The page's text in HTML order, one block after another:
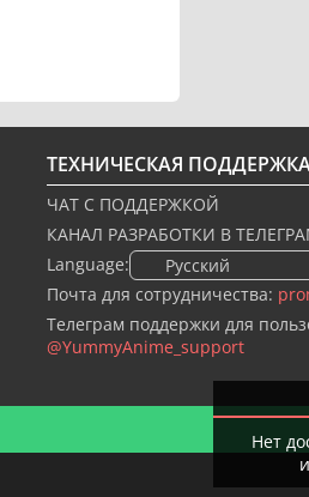
ТЕХНИЧЕСКАЯ
ЧАТ С ПОДДЕРЖКОЙ
КАНАЛ РАЗРАБОТКИ В
Language:
🇷🇺 Русский
Почта для сотрудничества:
Телеграм поддержки для
@YummyAnime_support
Нет